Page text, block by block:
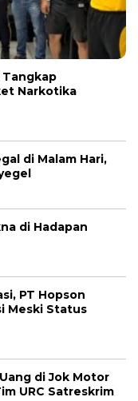
Tangkap
Narkotika
di Malam Hari,
di Hadapan
PT Hopson
Meski Status
di Jok Motor
URC Satreskrim